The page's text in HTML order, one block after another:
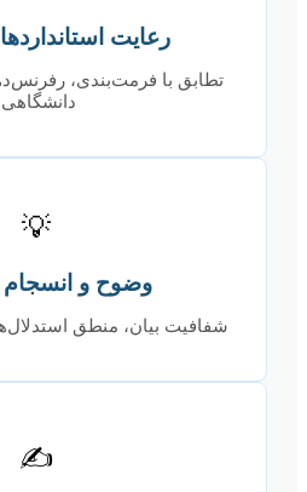
رعایت
تطابق با فرمت‌بندی،
💡
وضوح و انسجام
شفافیت بیان، منطق
✍️